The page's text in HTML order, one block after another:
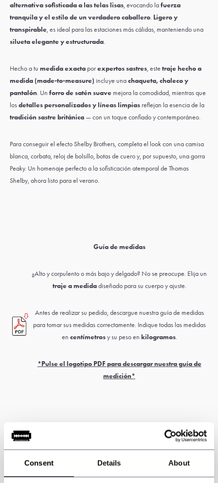
Consent Details About
alternativa sofisticada a las telas lisas, evocando lafuerza
tranquila y el estilo de un verdadero caballero. Ligero y
transpirable, es ideal para las estaciones más cálidas, manteniendo una
silueta elegante y estructurada.
Hecho a tu medida exacta porexpertos sastres, este traje hecho a
medida (made-to-measure) incluye unachaqueta, chaleco y
pantalón. Un forro de satén suave mejora la comodidad, mientras que
losdetalles personalizados y líneas limpias reflejan la esencia de la
tradición sastre británica — con un toque confiado y contemporáneo.
Para conseguir el efecto Shelby Brothers, completa el look con unacamisa
blanca, corbata, reloj de bolsillo, botas de cueroy, por supuesto, unagorra
Peaky. Un homenaje perfecto a la sofisticación atemporal de Thomas
Shelby, ahora listo para el verano.
Guía de medidas
¿Alto y corpulento o más bajo y delgado? No se preocupe. Elija un
traje a medidadiseñado para su cuerpo y ajuste.
Antes de realizar su pedido, descargue nuestra guía de medidas
para tomar sus medidas correctamente. Indique todas las medidas
en centímetrosy su peso en kilogramos.
*Pulse el logotipo PDF para descargar nuestra guía de
medición*
Nota: este producto está hecho a mano. El plazo de entrega suele
importación y son responsabilidad exclusiva del cliente.